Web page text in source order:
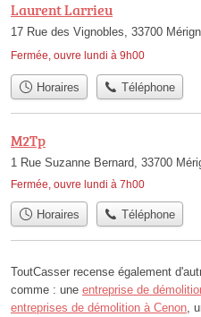
Laurent Larrieu
17 Rue des Vignobles, 33700
Fermée, ouvre lundi à 9h00
Horaires Téléphone
M2Tp
1 Rue Suzanne Bernard, 33700
Fermée, ouvre lundi à 7h00
Horaires Téléphone
ToutCasser recense également
comme : une entreprise de
entreprises de démolition à Cenon,